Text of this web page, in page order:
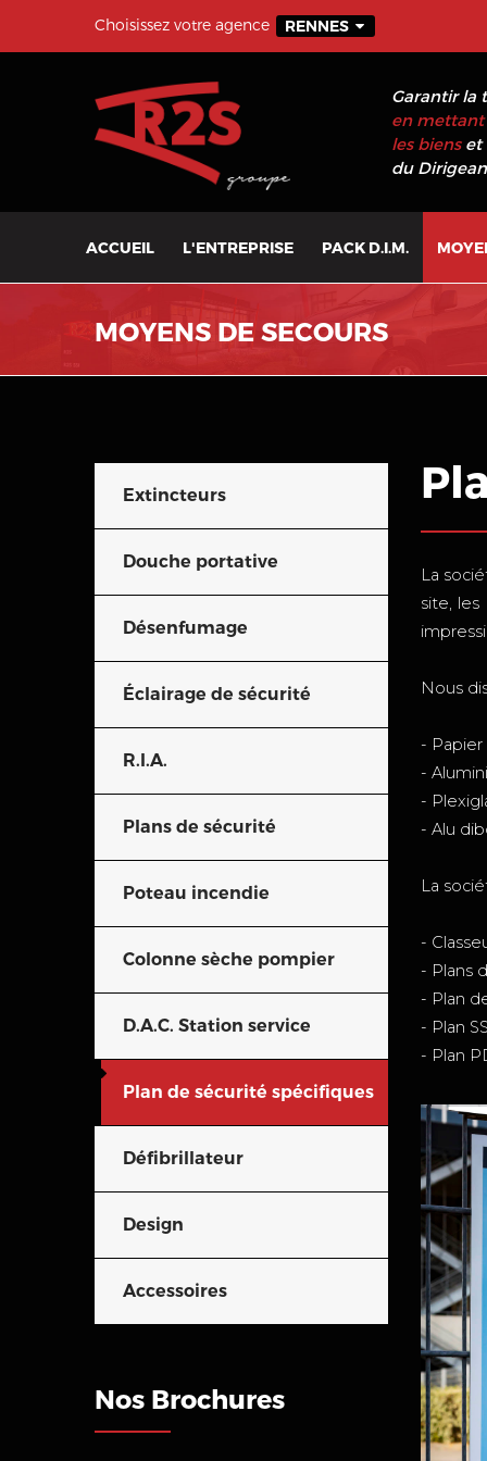
Choisissez votre agence RENNES
Garantir la
en mettant
les bienset
du
ACCUEIL L'ENTREPRISE PACK D.I.M.
MOYENS DE SECOURS
La
site, les
Nous
-
-
-
- Alu
La
-
- Plans
- Plan
- Plan
- Plan
Extincteurs
Douche portative
Désenfumage
Éclairage de sécurité
R.I.A.
Plans de sécurité
Poteau incendie
Colonne sèche pompier
D.A.C. Station service
Plan de sécurité spécifiques
Défibrillateur
Design
Accessoires
Nos Brochures